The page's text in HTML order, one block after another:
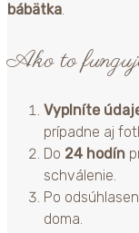
bábätka.
Ako to
Vyplníte
prípadne aj
Do 24 hodín
schválenie.
Po
doma.